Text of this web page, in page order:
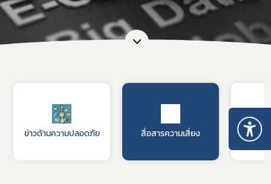
ข่าวด้านความปลอดภัย สื่อสารความเสี่ยง รับฟัง